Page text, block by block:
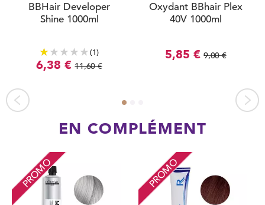
BBHair Developer
Shine 1000ml
(1)
6,38 € 11,60 €
Oxydant BBhair Plex
40V 1000ml
5,85 € 9,00 €
EN COMPLÉMENT
PROMO PROMO